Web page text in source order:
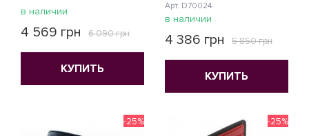
в наличии
4 569 грн 6 090 грн
КУПИТЬ
Арт. D70024
в наличии
4 386 грн 5 850 грн
КУПИТЬ
-25% -25%